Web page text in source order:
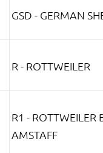
GSD - GERMAN
R - ROTTWEILER
R1 - ROTTWEILER
AMSTAFF